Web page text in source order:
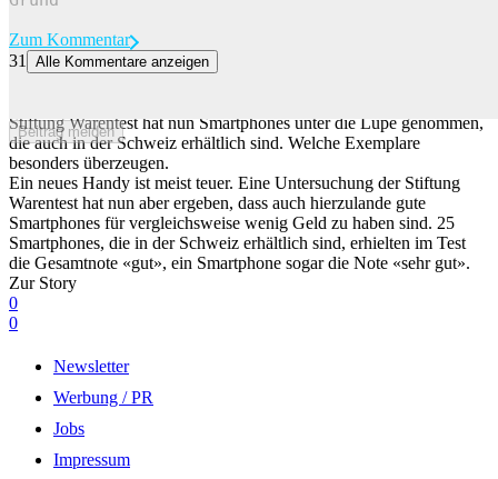
Beitrag melden
Zum Kommentar
31 Alle Kommentare anzeigen
Stiftung Warentest hat nun Smartphones unter die Lupe genommen,
die auch in der Schweiz erhältlich sind. Welche Exemplare
besonders überzeugen.
Ein neues Handy ist meist teuer. Eine Untersuchung der Stiftung
Warentest hat nun aber ergeben, dass auch hierzulande gute
Smartphones für vergleichsweise wenig Geld zu haben sind. 25
Smartphones, die in der Schweiz erhältlich sind, erhielten im Test
die Gesamtnote «gut», ein Smartphone sogar die Note «sehr gut».
Zur Story
0
0
Newsletter
Werbung / PR
Jobs
Impressum